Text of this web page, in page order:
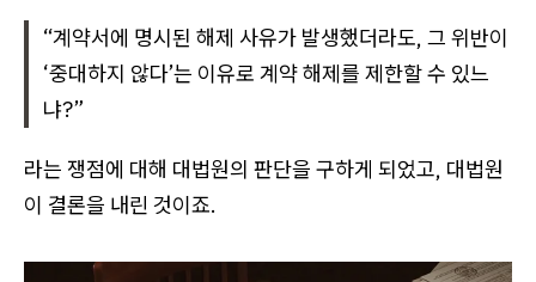
“계약서에 명시된 해제 사유가 발생했더라도, 그 위반이
‘중대하지 않다’는 이유로 계약 해제를 제한할 수 있느
냐?”
라는 쟁점에 대해 대법원의 판단을 구하게 되었고, 대법원
이 결론을 내린 것이죠.